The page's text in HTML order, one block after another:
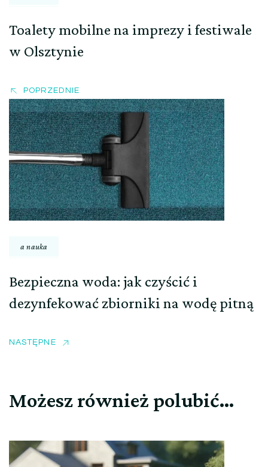
Toalety mobilne na imprezy i festiwale
w Olsztynie
POPRZEDNIE
a nauka
Bezpieczna woda: jak czyścić i
dezynfekować zbiorniki na wodę pitną
NASTĘPNE
Możesz również polubić…